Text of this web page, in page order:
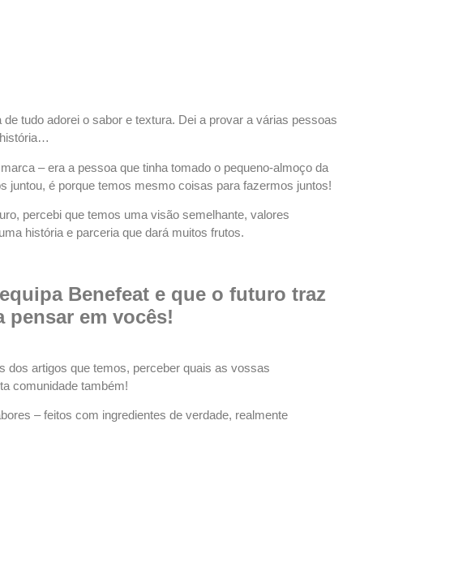
tudo adorei o sabor e textura. Dei a provar a várias pessoas
– era a pessoa que tinha tomado o pequeno-almoço da
juntou, é porque temos mesmo coisas para fazermos juntos!
percebi que temos uma visão semelhante, valores
história e parceria que dará muitos frutos.
Benefeat e que o futuro traz
pensar em vocês!
dos artigos que temos, perceber quais as vossas
comunidade também!
– feitos com ingredientes de verdade, realmente